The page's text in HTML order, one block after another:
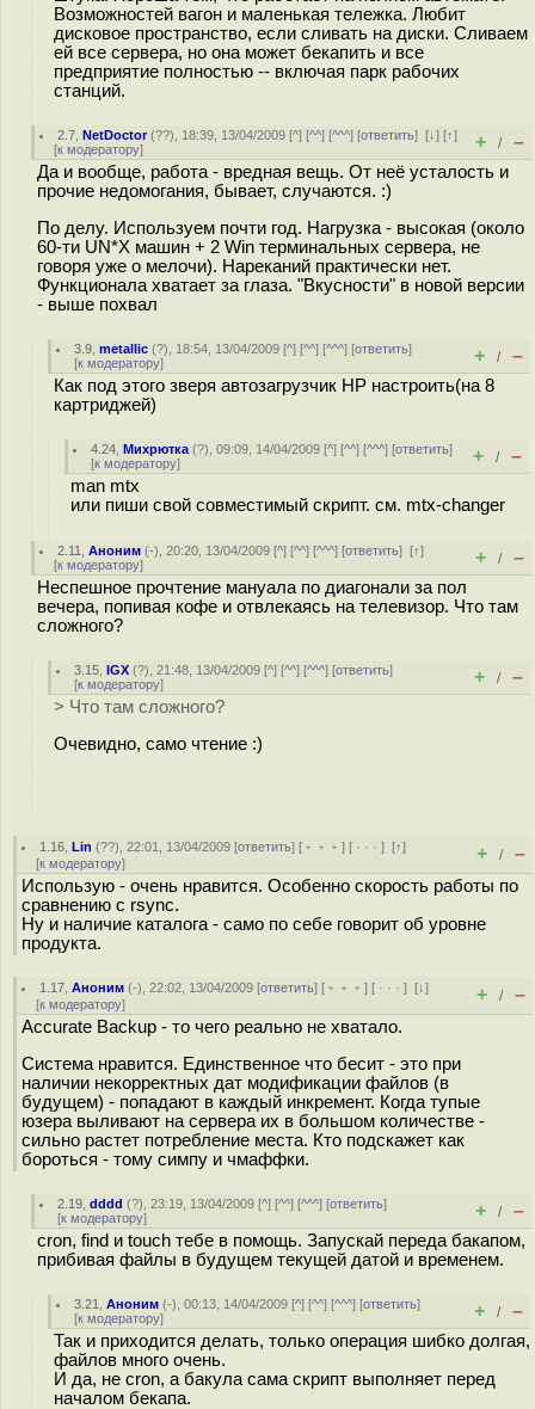
Возможностей вагон и маленькая тележка. Любит
дисковое пространство, если сливать на диски. Сливаем
ей все сервера, но она может бекапить и все
предприятие полностью -- включая парк рабочих
станций.
2.7 ,NetDoctor(??), 18:39, 13/04/2009 [^] [^^] [^^^] [ответить][↓] [↑]
[к модератору] + / –
Да и вообще, работа - вредная вещь. От неё усталость и
прочие недомогания, бывает, случаются. :)
По делу. Используем почти год. Нагрузка - высокая (около
60-ти UN*X машин + 2 Win терминальных сервера, не
говоря уже о мелочи). Нареканий практически нет.
Функционала хватает за глаза. "Вкусности" в новой версии
- выше похвал
3.9 ,metallic (?), 18:54, 13/04/2009 [^] [^^] [^^^] [ответить]
[к модератору] + / –
Как под этого зверя автозагрузчик HP настроить(на 8
картриджей)
4.24 ,Михрютка (?), 09:09, 14/04/2009 [^] [^^] [^^^] [ответить]
[к модератору] + / –
man mtx
или пиши свой совместимый скрипт. см. mtx-changer
2.11 ,Аноним (-), 20:20, 13/04/2009 [^] [^^] [^^^] [ответить][↑]
[к модератору] + / –
Неспешное прочтение мануала по диагонали за пол
вечера, попивая кофе и отвлекаясь на телевизор. Что там
сложного?
3.15 ,IGX (?), 21:48, 13/04/2009 [^] [^^] [^^^] [ответить]
[к модератору] + / –
> Что там сложного?
Очевидно, само чтение :)
1.16 ,Lin (??), 22:01, 13/04/2009 [ответить] [ ﹢﹢﹢] [ · · ·][↑]
[к модератору] + / –
Использую - очень нравится. Особенно скорость работы по
сравнению с rsync.
Ну и наличие каталога - само по себе говорит об уровне
продукта.
1.17 ,Аноним (-), 22:02, 13/04/2009 [ответить] [ ﹢﹢﹢] [ · · ·][↓]
[к модератору] + / –
Accurate Backup - то чего реально не хватало.
Система нравится. Единственное что бесит - это при
наличии некорректных дат модификации файлов (в
будущем) - попадают в каждый инкремент. Когда тупые
юзера выливают на сервера их в большом количестве -
сильно растет потребление места. Кто подскажет как
бороться - тому симпу и чмаффки.
2.19 ,dddd (?), 23:19, 13/04/2009 [^] [^^] [^^^] [ответить]
[к модератору] + / –
cron, find и touch тебе в помощь. Запускай переда бакапом,
прибивая файлы в будущем текущей датой и временем.
3.21 ,Аноним (-), 00:13, 14/04/2009 [^] [^^] [^^^] [ответить]
[к модератору] + / –
Так и приходится делать, только операция шибко долгая,
файлов много очень.
И да, не cron, а бакула сама скрипт выполняет перед
началом бекапа.